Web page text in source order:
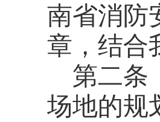
南省消防
章，结合
第二条
场地的规